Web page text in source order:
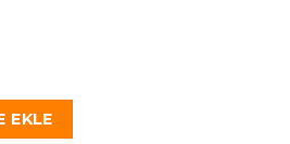
adet
EKLE